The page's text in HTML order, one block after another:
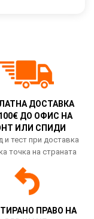
ДОСТАВКА
ДО ОФИС НА
ИЛИ СПИДИ
и тест при доставка
точка на страната
ПРАВО НА